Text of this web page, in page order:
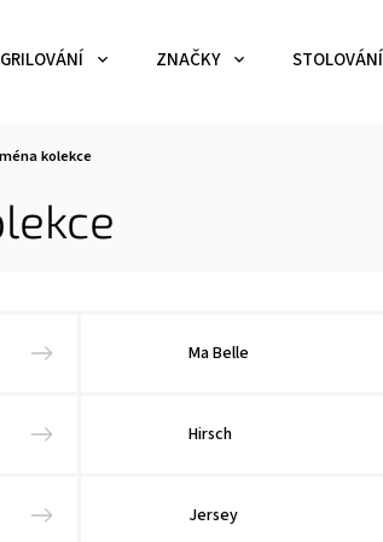
GRILOVÁNÍ ZNAČKY STOLOVÁNÍ
kolekce
Ma Belle
Hirsch
Jersey